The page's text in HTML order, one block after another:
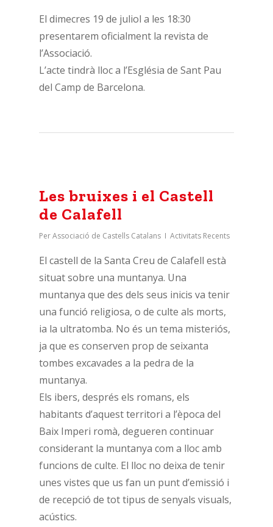
El dimecres 19 de juliol a les 18:30
presentarem oficialment la revista de
l’Associació.
L’acte tindrà lloc a l’Església de Sant Pau
del Camp de Barcelona.
Les bruixes i el Castell
de Calafell
PerAssociació de Castells Catalans Activitats Recents
El castell de la Santa Creu de Calafell està
situat sobre una muntanya. Una
muntanya que des dels seus inicis va tenir
una funció religiosa, o de culte als morts,
ia la ultratomba. No és un tema misteriós,
ja que es conserven prop de seixanta
tombes excavades a la pedra de la
muntanya.
Els ibers, després els romans, els
habitants d’aquest territori a l’època del
Baix Imperi romà, degueren continuar
considerant la muntanya com a lloc amb
funcions de culte. El lloc no deixa de tenir
unes vistes que us fan un punt d’emissió i
de recepció de tot tipus de senyals visuals,
acústics.